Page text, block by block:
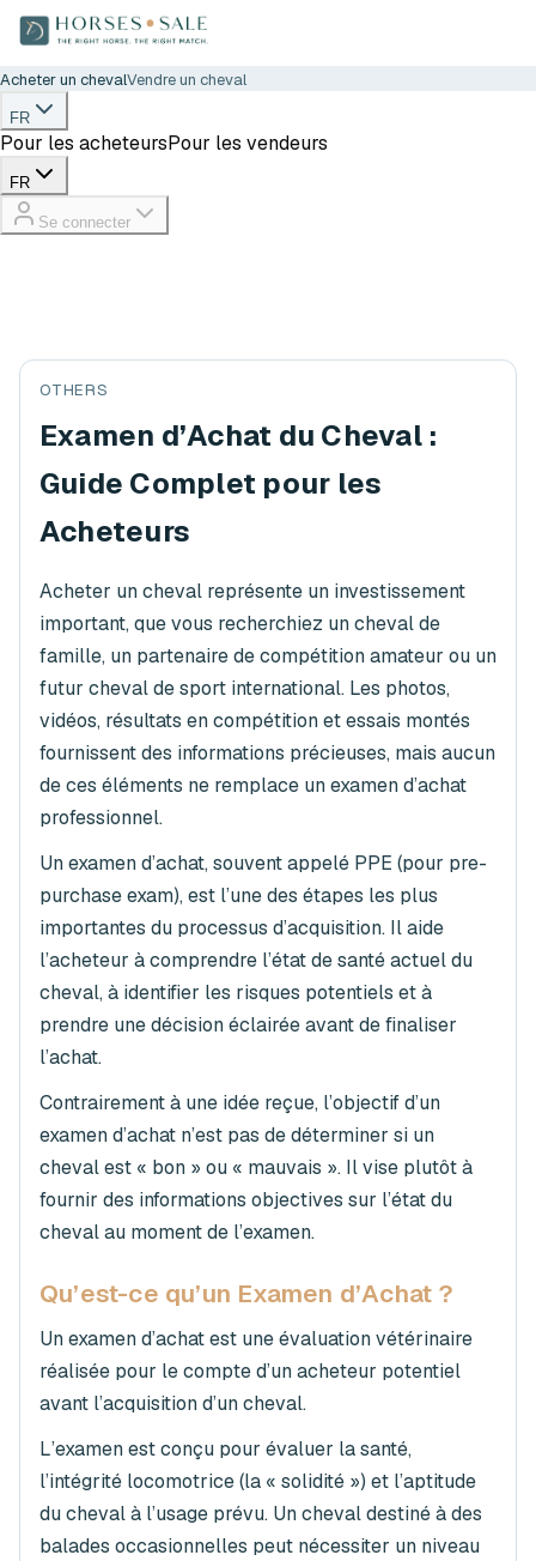
Acheter un chevalVendre un cheval
FR
Pour les acheteursPour les vendeurs
FR
Se connecter
OTHERS
Examen d’Achat du Cheval :
Guide Complet pour les
Acheteurs
Acheter un cheval représente un investissement
important, que vous recherchiez un cheval de
famille, un partenaire de compétition amateur ou un
futur cheval de sport international. Les photos,
vidéos, résultats en compétition et essais montés
fournissent des informations précieuses, mais aucun
de ces éléments ne remplace un examen d’achat
professionnel.
Un examen d’achat, souvent appelé PPE (pour pre-
purchase exam), est l’une des étapes les plus
importantes du processus d’acquisition. Il aide
l’acheteur à comprendre l’état de santé actuel du
cheval, à identifier les risques potentiels et à
prendre une décision éclairée avant de finaliser
l’achat.
Contrairement à une idée reçue, l’objectif d’un
examen d’achat n’est pas de déterminer si un
cheval est « bon » ou « mauvais ». Il vise plutôt à
fournir des informations objectives sur l’état du
cheval au moment de l’examen.
Qu’est-ce qu’un Examen d’Achat ?
Un examen d’achat est une évaluation vétérinaire
réalisée pour le compte d’un acheteur potentiel
avant l’acquisition d’un cheval.
L’examen est conçu pour évaluer la santé,
l’intégrité locomotrice (la « solidité ») et l’aptitude
du cheval à l’usage prévu. Un cheval destiné à des
balades occasionnelles peut nécessiter un niveau